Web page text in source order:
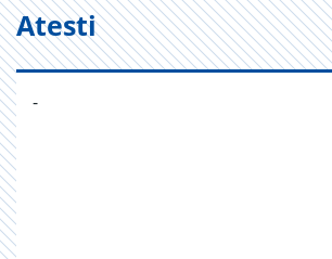
Atesti
-